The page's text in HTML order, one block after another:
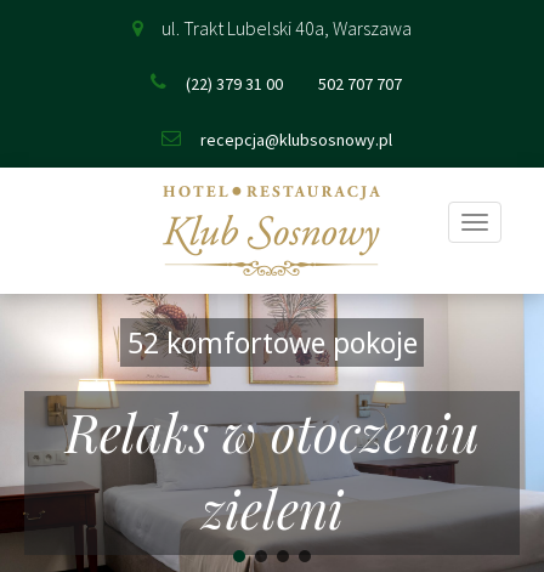
ul. Trakt Lubelski 40a, Warszawa
(22) 379 31 00 502 707 707
recepcja@klubsosnowy.pl
Pokaż
52 komfortowe pokoje
Relaks w otoczeniu
zieleni